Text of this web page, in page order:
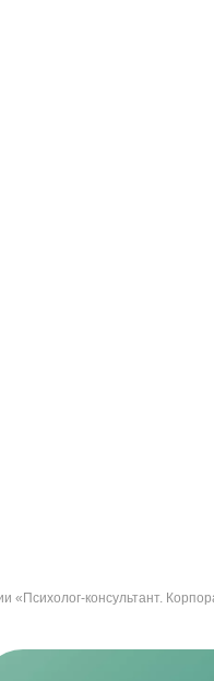
«Психолог-консультант.